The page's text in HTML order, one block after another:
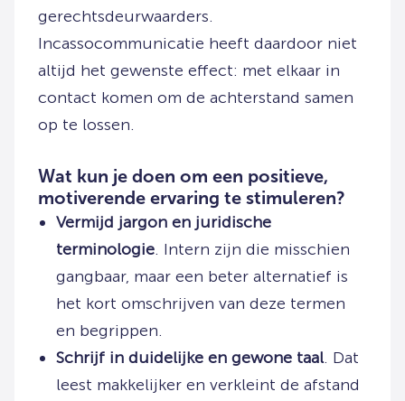
gerechtsdeurwaarders.
Incassocommunicatie heeft daardoor niet
altijd het gewenste effect: met elkaar in
contact komen om de achterstand samen
op te lossen.
Wat kun je doen om een positieve,
motiverende ervaring te stimuleren?
Vermijd jargon en juridische
terminologie. Intern zijn die misschien
gangbaar, maar een beter alternatief is
het kort omschrijven van deze termen
en begrippen.
Schrijf in duidelijke en gewone taal. Dat
leest makkelijker en verkleint de afstand